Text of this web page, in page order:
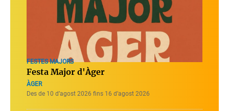
FESTES MAJORS
Festa Major d'Àger
ÀGER
Des de 10 d’agost 2026 fins 16 d’agost 2026